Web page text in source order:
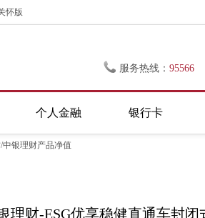
怀版
服务热线： 95566
个人金融 银行卡
中银理财产品净值
理财-ESG优享稳健直通车封闭